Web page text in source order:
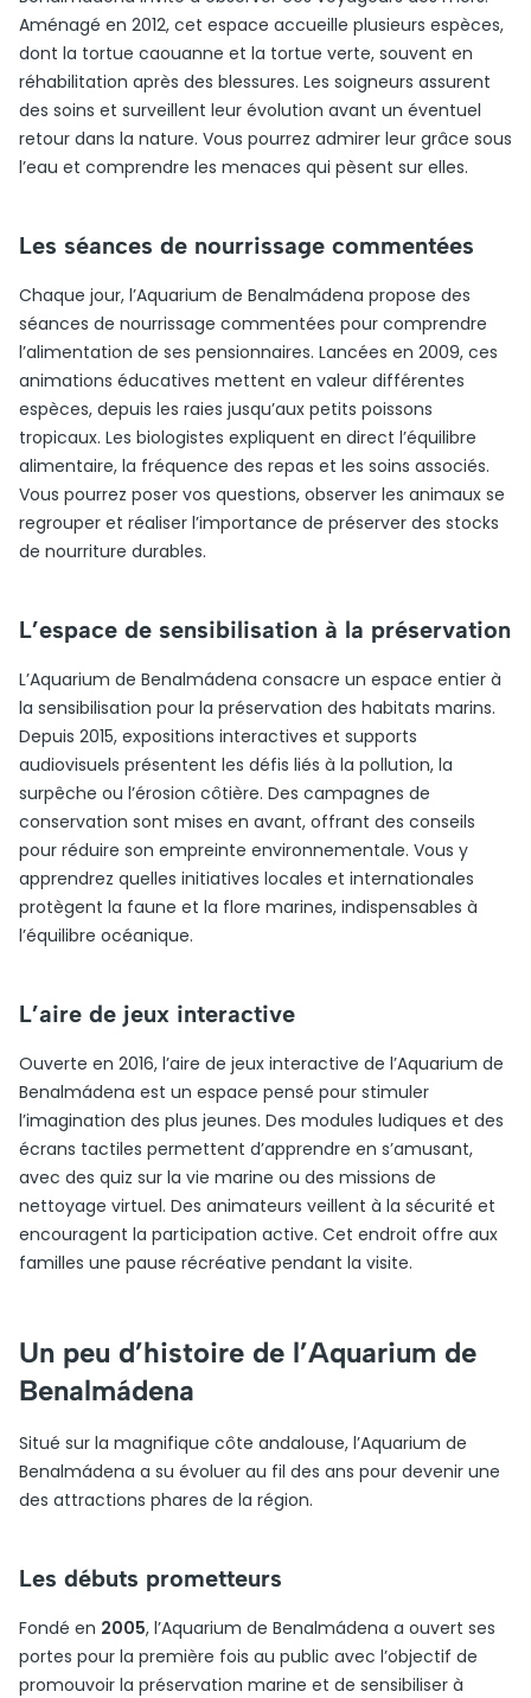
Aménagé en 2012, cet espace accueille plusieurs espèces,
dont la tortue caouanne et la tortue verte, souvent en
réhabilitation après des blessures. Les soigneurs assurent
des soins et surveillent leur évolution avant un éventuel
retour dans la nature. Vous pourrez admirer leur grâce sous
l’eau et comprendre les menaces qui pèsent sur elles.
Les séances de nourrissage commentées
Chaque jour, l’Aquarium de Benalmádena propose des
séances de nourrissage commentées pour comprendre
l’alimentation de ses pensionnaires. Lancées en 2009, ces
animations éducatives mettent en valeur différentes
espèces, depuis les raies jusqu’aux petits poissons
tropicaux. Les biologistes expliquent en direct l’équilibre
alimentaire, la fréquence des repas et les soins associés.
Vous pourrez poser vos questions, observer les animaux se
regrouper et réaliser l’importance de préserver des stocks
de nourriture durables.
L’espace de sensibilisation à la préservation
L’Aquarium de Benalmádena consacre un espace entier à
la sensibilisation pour la préservation des habitats marins.
Depuis 2015, expositions interactives et supports
audiovisuels présentent les défis liés à la pollution, la
surpêche ou l’érosion côtière. Des campagnes de
conservation sont mises en avant, offrant des conseils
pour réduire son empreinte environnementale. Vous y
apprendrez quelles initiatives locales et internationales
protègent la faune et la flore marines, indispensables à
l’équilibre océanique.
L’aire de jeux interactive
Ouverte en 2016, l’aire de jeux interactive de l’Aquarium de
Benalmádena est un espace pensé pour stimuler
l’imagination des plus jeunes. Des modules ludiques et des
écrans tactiles permettent d’apprendre en s’amusant,
avec des quiz sur la vie marine ou des missions de
nettoyage virtuel. Des animateurs veillent à la sécurité et
encouragent la participation active. Cet endroit offre aux
familles une pause récréative pendant la visite.
Un peu d’histoire de l’Aquarium de
Benalmádena
Situé sur la magnifique côte andalouse, l’Aquarium de
Benalmádena a su évoluer au fil des ans pour devenir une
des attractions phares de la région.
Les débuts prometteurs
Fondé en 2005, l’Aquarium de Benalmádena a ouvert ses
portes pour la première fois au public avec l’objectif de
promouvoir la préservation marine et de sensibiliser à